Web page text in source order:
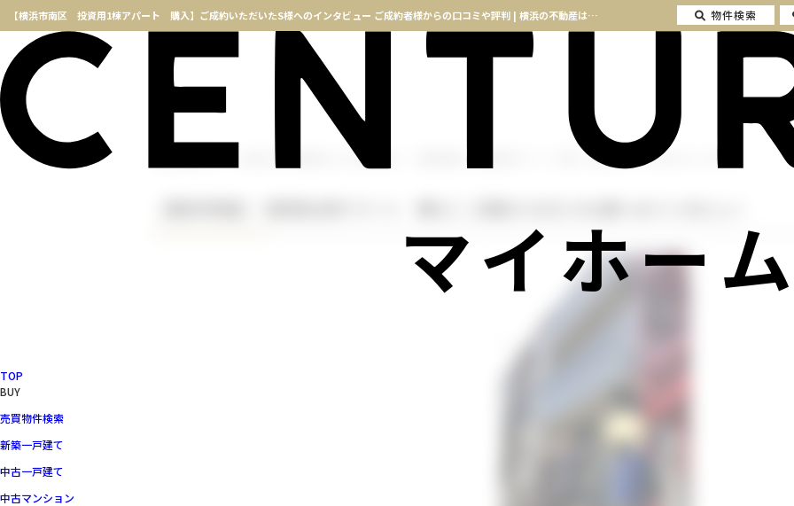
【横浜市南区 投資用1棟アパート 購入】ご成約いただいたS様へのインタビュー ご成約者様からの口コミや評判 | 横浜の不動産はセンチュリー21マイホーム
マイホーム
TOP
BUY
売買物件検索
新築一戸建て
中古一戸建て
中古マンション
ご成約されたお客様の口コミや評判一覧 【横浜市南区 投資用1棟アパート 購入】ご成約いただいたS様へのインタビュー
物件検索